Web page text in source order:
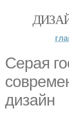
Серая
дизайн